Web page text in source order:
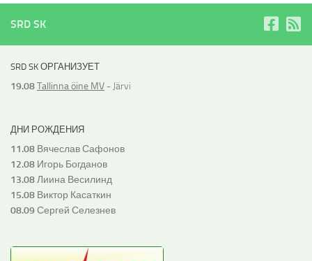
SRD SK
SRD SK ОРГАНИЗУЕТ
19.08Tallinna öine MV - Järvi
ДНИ РОЖДЕНИЯ
11.08 Вячеслав Сафонов
12.08 Игорь Богданов
13.08Лиина Весилинд
15.08 Виктор Касаткин
08.09Сергей Селезнев